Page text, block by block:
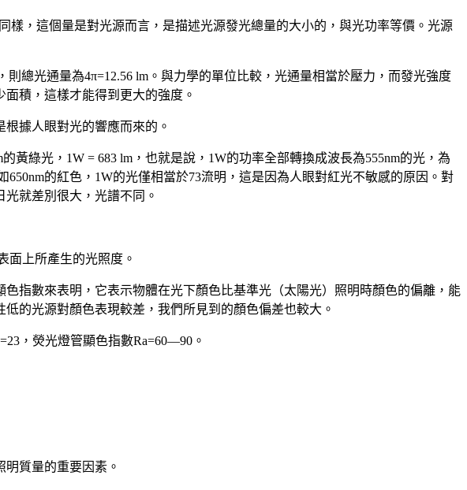
樣，這個量是對光源而言，是描述光源發光總量的大小的，與光功率等價。光源
總光通量為4π=12.56 lm。與力學的單位比較，光通量相當於壓力，而發光強度
積，這樣才能得到更大的強度。
據人眼對光的響應而來的。
綠光，1W = 683 lm，也就是說，1W的功率全部轉換成波長為555nm的光，為
的紅色，1W的光僅相當於73流明，這是因為人眼對紅光不敏感的原因。對
就差別很大，光譜不同。
面上所產生的光照度。
指數來表明，它表示物體在光下顏色比基準光（太陽光）照明時顏色的偏離，能
的光源對顏色表現較差，我們所見到的顏色偏差也較大。
，熒光燈管顯色指數Ra=60—90。
質量的重要因素。